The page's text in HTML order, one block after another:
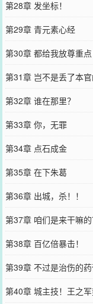
第28章 发坐标！
第29章 青元素心经
第30章 都给我放尊重点
第31章 岂不是丢了本官
第32章 谁在那里？
第33章 你，无罪
第34章 点石成金
第35章 在下朱葛
第36章 出城，杀！！
第37章 咱们是来干嘛的
第38章 百亿倍暴击！
第39章 不过是治伤的
第40章 城主技！王之军